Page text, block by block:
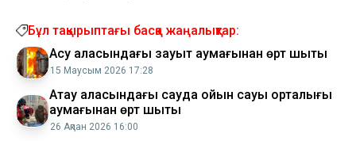
Бұл тақырыптағы басқа жаңалықтар:
Ақсу қаласындағы зауыт аумағынан өрт шықты
15 Маусым 2026 17:28
Ақтау қаласындағы сауда ойын сауық орталығы
аумағынан өрт шықты
26 Ақпан 2026 16:00